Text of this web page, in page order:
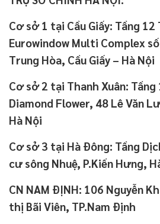
Cơ sở 1 tại Cầu Giấy: Tầng 12
Eurowindow Multi Complex
Trung Hòa, Cầu Giấy – Hà Nội
Cơ sở 2 tại Thanh Xuân: Tầng
Diamond Flower, 48 Lê Văn
Hà Nội
Cơ sở 3 tại Hà Đông: Tầng
cư sông Nhuệ, P.Kiến Hưng,
CN NAM ĐỊNH: 106 Nguyễn
thị Bãi Viên, TP.Nam Định